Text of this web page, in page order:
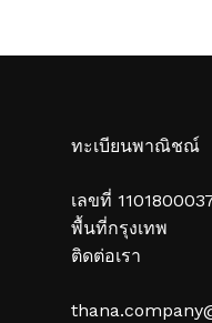
ทะเบียนพาณิชณ์
เลขที่
พื้นที่กรุงเทพ
ติดต่อเรา